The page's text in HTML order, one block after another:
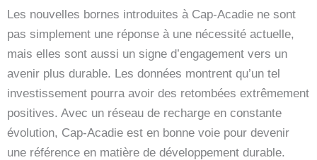
Les nouvelles bornes introduites à Cap-Acadie ne sont
pas simplement une réponse à une nécessité actuelle,
mais elles sont aussi un signe d’engagement vers un
avenir plus durable. Les données montrent qu’un tel
investissement pourra avoir des retombées extrêmement
positives. Avec un réseau de recharge en constante
évolution, Cap-Acadie est en bonne voie pour devenir
une référence en matière de développement durable.